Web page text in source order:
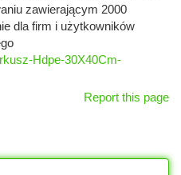
zawierającym 2000
dla firm i użytkowników
Hdpe-30X40Cm-
Report this page